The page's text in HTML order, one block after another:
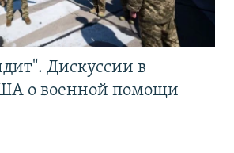
Дискуссии в
о военной помощи